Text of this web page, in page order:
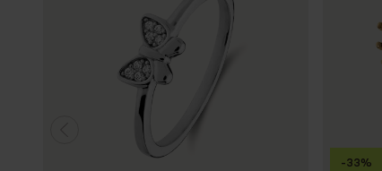
-33%